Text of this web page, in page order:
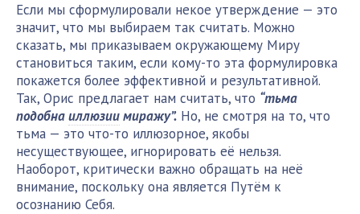
Если мы сформулировали некое утверждение — это
значит, что мы выбираем так считать. Можно
сказать, мы приказываем окружающему Миру
становиться таким, если кому-то эта формулировка
покажется более эффективной и результативной.
Так, Орис предлагает нам считать, что “тьма
подобнаиллюзиимиражу”. Но, не смотря на то, что
тьма — это что-то иллюзорное, якобы
несуществующее, игнорировать её нельзя.
Наоборот, критически важно обращать на неё
внимание, поскольку она является Путём к
осознанию Себя.